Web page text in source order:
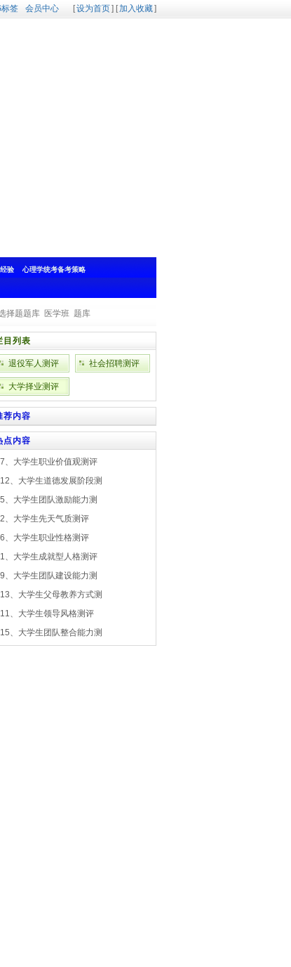
标签 会员中心 [设为首页] [加入收藏]
验
心理学统考备考策略
择题题库 医学班 题库
目列表
退役军人测评 社会招聘测评
大学择业测评
荐内容
点内容
7、大学生职业价值观测评
12、大学生道德发展阶段测
5、大学生团队激励能力测
2、大学生先天气质测评
6、大学生职业性格测评
1、大学生成就型人格测评
9、大学生团队建设能力测
13、大学生父母教养方式测
11、大学生领导风格测评
15、大学生团队整合能力测